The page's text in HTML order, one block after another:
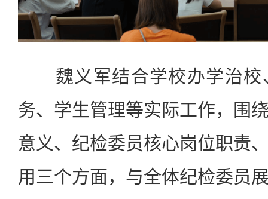
魏义军结合学校办学治
务、学生管理等实际工作，围
意义、纪检委员核心岗位职责
用三个方面，与全体纪检委员